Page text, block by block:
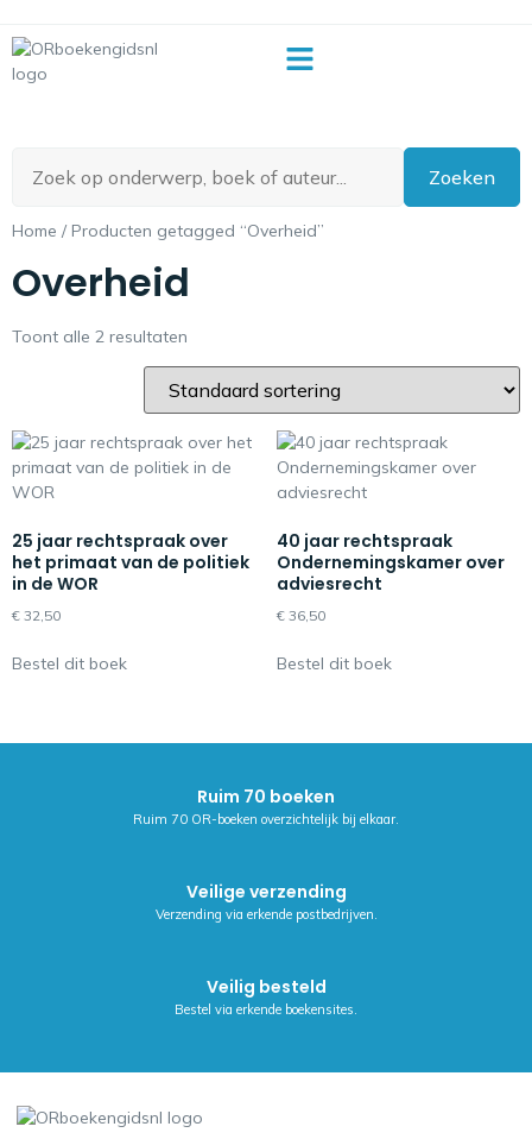
Zoeken
Home / Producten getagged “Overheid”
Overheid
Toont alle 2 resultaten
25 jaar rechtspraak over
het primaat van de politiek
in de WOR
€ 32,50
Bestel dit boek
40 jaar rechtspraak
Ondernemingskamer over
adviesrecht
€36,50
Bestel dit boek
Ruim 70 boeken
Ruim 70 OR-boeken overzichtelijk bij elkaar.
Veilige verzending
Verzending via erkende postbedrijven.
Veilig besteld
Bestel via erkende boekensites.